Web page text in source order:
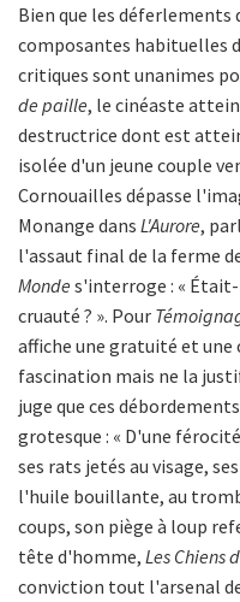
Bien que les déferlements
composantes habituelles
critiques sont unanimes
de paille, le cinéaste
destructrice dont est
isolée d'un jeune couple
Cornouailles dépasse
Monange dans L'Aurore,
l'assaut final de la ferme
Monde s'interroge : «
cruauté ? ». Pour
affiche une gratuité et
fascination mais ne la
juge que ces
grotesque : « D'une
ses rats jetés au visage,
l'huile bouillante, au
coups, son piège à loup
tête d'homme, Les Chiens
conviction tout l'arsenal